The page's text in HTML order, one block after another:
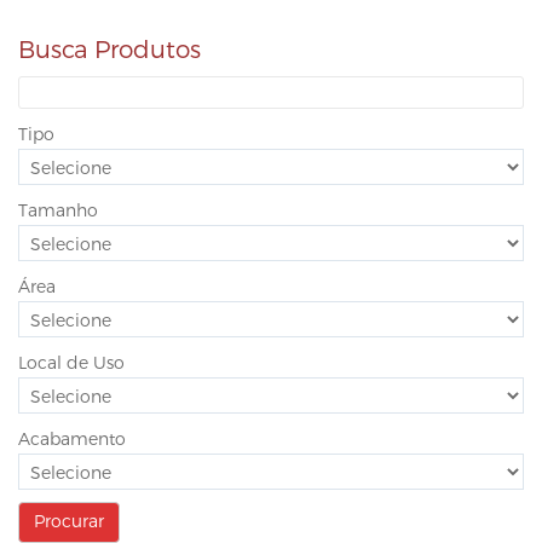
Busca Produtos
Tipo
Tamanho
Área
Local de Uso
Acabamento